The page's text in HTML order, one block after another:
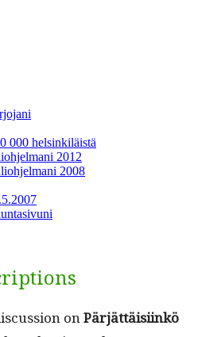
000 helsinkiläistä
2012
2008
onPär­jät­täisi­inkö